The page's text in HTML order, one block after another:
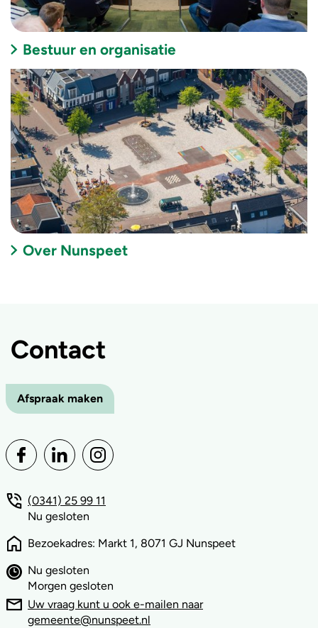
Bestuur en organisatie
Over Nunspeet
Contact
Afspraak maken
(0341) 25 99 11
Nu gesloten
Bezoekadres: Markt 1, 8071 GJ Nunspeet
Nu gesloten
Morgen gesloten
Uw vraag kunt u ook e-mailen naar
gemeente@nunspeet.nl